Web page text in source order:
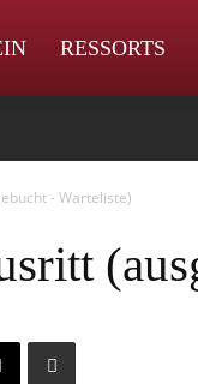
RESSORTS
- Warteliste)